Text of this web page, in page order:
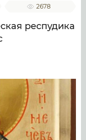
2678
респудика